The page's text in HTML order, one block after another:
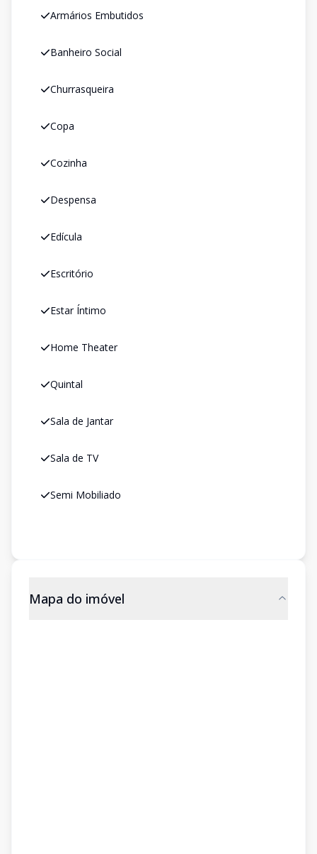
Armários Embutidos
Banheiro Social
Churrasqueira
Copa
Cozinha
Despensa
Edícula
Escritório
Estar Íntimo
Home Theater
Quintal
Sala de Jantar
Sala de TV
Semi Mobiliado
Mapa do imóvel